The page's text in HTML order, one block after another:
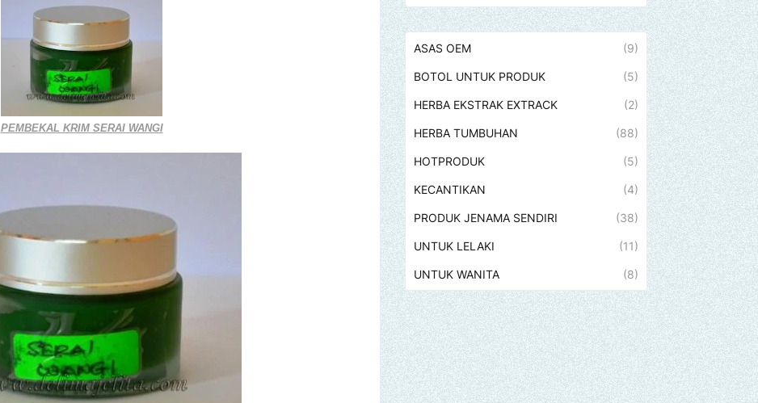
PEMBEKAL KRIM SERAI WANGI
ASAS OEM (9)
BOTOL UNTUK PRODUK (5)
HERBA EKSTRAK EXTRACK (2)
HERBA TUMBUHAN (88)
HOTPRODUK (5)
KECANTIKAN (4)
PRODUK JENAMA SENDIRI (38)
UNTUK LELAKI (11)
UNTUK WANITA (8)